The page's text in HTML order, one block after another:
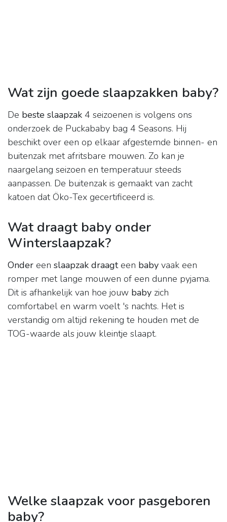
Wat zijn goede slaapzakken baby?
De beste slaapzak 4 seizoenen is volgens ons
onderzoek de Puckababy bag 4 Seasons. Hij
beschikt over een op elkaar afgestemde binnen- en
buitenzak met afritsbare mouwen. Zo kan je
naargelang seizoen en temperatuur steeds
aanpassen. De buitenzak is gemaakt van zacht
katoen dat Öko-Tex gecertificeerd is.
Wat draagt baby onder
Winterslaapzak?
Onder een slaapzak draagteen baby vaak een
romper met lange mouwen of een dunne pyjama.
Dit is afhankelijk van hoe jouw baby zich
comfortabel en warm voelt 's nachts. Het is
verstandig om altijd rekening te houden met de
TOG-waarde als jouw kleintje slaapt.
Welke slaapzak voor pasgeboren
baby?